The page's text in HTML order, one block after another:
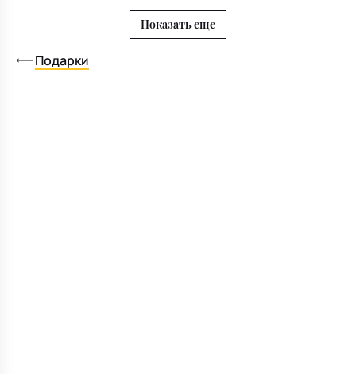
Показать еще
Подарки